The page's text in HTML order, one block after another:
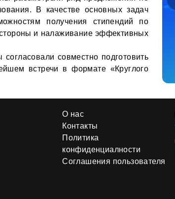
В качестве основных задач
получения стипендий по
и налаживание эффективных
совместно подготовить
встречи в формате «Круглого
О нас
Контакты
Политика
конфиденциалности
Соглашения пользователя